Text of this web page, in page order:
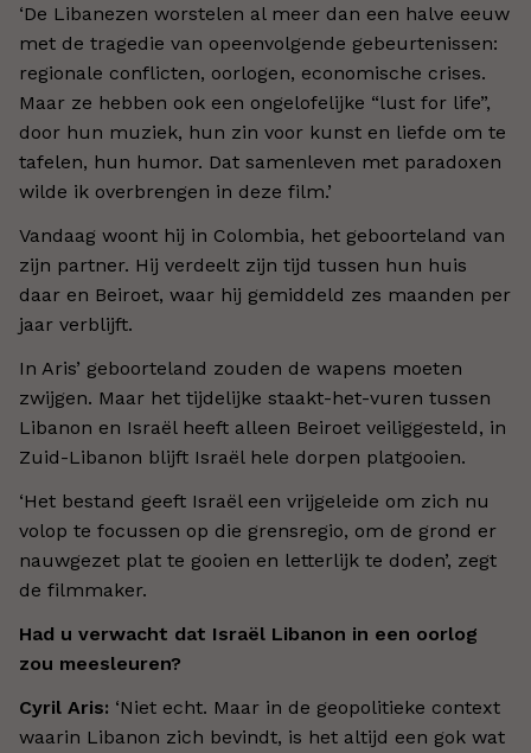
‘De Libanezen worstelen al meer dan een halve eeuw
met de tragedie van opeenvolgende gebeurtenissen:
regionale conflicten, oorlogen, economische crises.
Maar ze hebben ook een ongelofelijke “lust for life”,
door hun muziek, hun zin voor kunst en liefde om te
tafelen, hun humor. Dat samenleven met paradoxen
wilde ik overbrengen in deze film.’
Vandaag woont hij in Colombia, het geboorteland van
zijn partner. Hij verdeelt zijn tijd tussen hun huis
daar en Beiroet, waar hij gemiddeld zes maanden per
jaar verblijft.
In Aris’ geboorteland zouden de wapens moeten
zwijgen. Maar het tijdelijke staakt-het-vuren tussen
Libanon en Israël heeft alleen Beiroet veiliggesteld, in
Zuid-Libanon blijft Israël hele dorpen platgooien.
‘Het bestand geeft Israël een vrijgeleide om zich nu
volop te focussen op die grensregio, om de grond er
nauwgezet plat te gooien en letterlijk te doden’, zegt
de filmmaker.
Had u verwacht dat Israël Libanon in een oorlog
zou meesleuren?
Cyril Aris: ‘Niet echt. Maar in de geopolitieke context
waarin Libanon zich bevindt, is het altijd een gok wat